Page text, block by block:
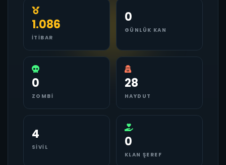
1.086
İTIBAR
0
GÜNLÜK KAN
0
ZOMBI
28
HAYDUT
4
SIVIL 0
KLAN ŞEREF